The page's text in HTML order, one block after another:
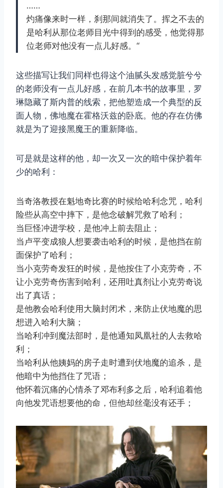
……
灼痛像来时一样，刹那间就消失了。挥之不去的
是哈利从那位老师目光中得到的感受，他觉得那
位老师对他没有一点儿好感。“
这些描写让我们同样也得这个油腻头发感觉脏兮兮
的老师没有一点儿好感，在前几本书的故事里，罗
琳隐藏了斯内普的线索，把他塑造成一个典型的反
面人物，佛地魔在霍格沃兹的卧底。他的存在仿佛
就是为了迎接黑魔王的重新降临。
可是就是这样的他，却一次又一次的暗中保护着年
少的哈利：
当奇洛教授在魁地奇比赛的时候给哈利念咒，哈利
险些从高空中摔下，是他念破解咒救了哈利；
当巨怪冲进学校，是他冲上前去阻止；
当卢平变成狼人想要袭击哈利的时候，是他挡在前
面保护了哈利；
当小克劳奇发狂的时候，是他按住了小克劳奇，不
让小克劳奇伤害到哈利，还用吐真剂让小克劳奇说
出了真话；
是他教会哈利使用大脑封闭术，来防止伏地魔的思
想进入哈利大脑；
当哈利冲到魔法部时，是他通知凤凰社的人去救哈
利；
当哈利从他姨妈的房子走时遭到伏地魔的追杀，是
他暗中为他挡住了咒语；
他怀着沉痛的心情杀了邓布利多之后，哈利追着他
向他发咒语想要他的命，但他却丝毫没有还手；